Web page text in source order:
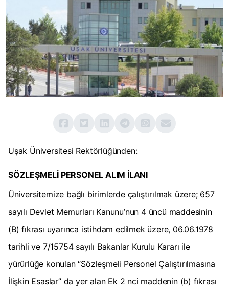
Uşak Üniversitesi Rektörlüğünden:
SÖZLEŞMELİ PERSONEL ALIM İLANI
Üniversitemize bağlı birimlerde çalıştırılmak üzere; 657
sayılı Devlet Memurları Kanunu’nun 4 üncü maddesinin
(B) fıkrası uyarınca istihdam edilmek üzere, 06.06.1978
tarihli ve 7/15754 sayılı Bakanlar Kurulu Kararı ile
yürürlüğe konulan “Sözleşmeli Personel Çalıştırılmasına
İlişkin Esaslar” da yer alan Ek 2 nci maddenin (b) fıkrası